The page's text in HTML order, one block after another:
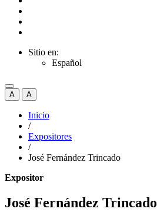
Sitio en:
Español
A A
Inicio
/
Expositores
/
José Fernández Trincado
Expositor
José Fernández Trincado